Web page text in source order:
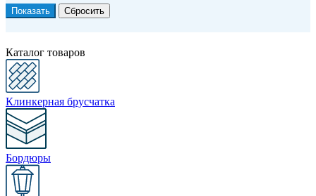
Каталог товаров
Клинкерная брусчатка
Бордюры